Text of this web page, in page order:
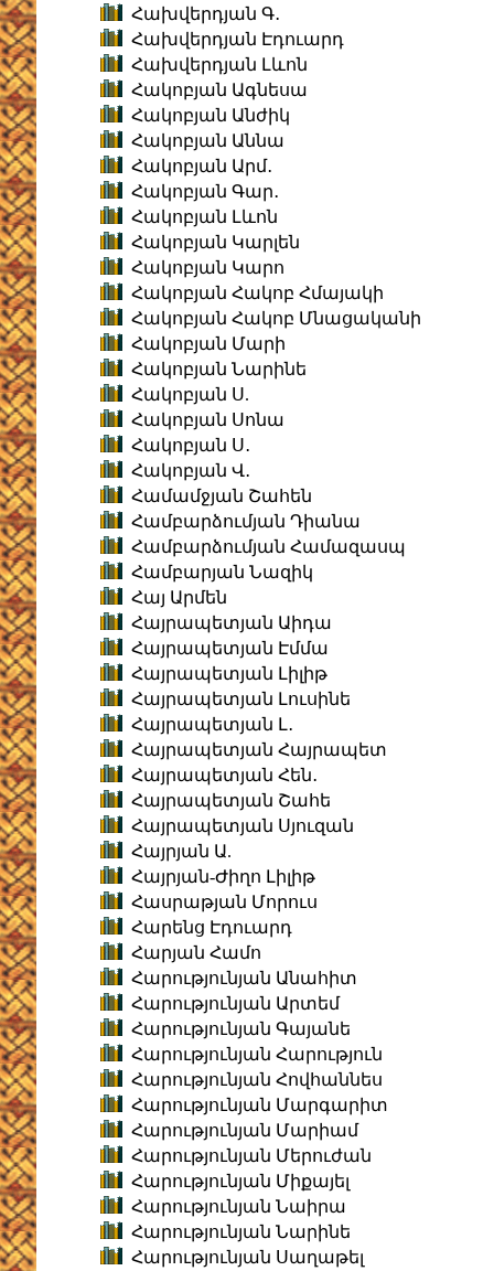
Հախվերդյան Գ․
Հախվերդյան Էդուարդ
Հախվերդյան Լևոն
Հակոբյան Ագնեսա
Հակոբյան Անժիկ
Հակոբյան Աննա
Հակոբյան Արմ․
Հակոբյան Գար․
Հակոբյան Լևոն
Հակոբյան Կարլեն
Հակոբյան Կարո
Հակոբյան Հակոբ Հմայակի
Հակոբյան Հակոբ Մնացականի
Հակոբյան Մարի
Հակոբյան Նարինե
Հակոբյան Ս.
Հակոբյան Սոնա
Հակոբյան Ս․
Հակոբյան Վ․
Համամջյան Շահեն
Համբարձումյան Դիանա
Համբարձումյան Համազասպ
Համբարյան Նազիկ
Հայ Արմեն
Հայրապետյան Աիդա
Հայրապետյան Էմմա
Հայրապետյան Լիլիթ
Հայրապետյան Լուսինե
Հայրապետյան Լ․
Հայրապետյան Հայրապետ
Հայրապետյան Հեն․
Հայրապետյան Շահե
Հայրապետյան Սյուզան
Հայրյան Ա.
Հայրյան-Ժիղո Լիլիթ
Հասրաթյան Մորուս
Հարենց Էդուարդ
Հարյան Համո
Հարությունյան Անահիտ
Հարությունյան Արտեմ
Հարությունյան Գայանե
Հարությունյան Հարություն
Հարությունյան Հովհաննես
Հարությունյան Մարգարիտ
Հարությունյան Մարիամ
Հարությունյան Մերուժան
Հարությունյան Միքայել
Հարությունյան Նաիրա
Հարությունյան Նարինե
Հարությունյան Սաղաթել